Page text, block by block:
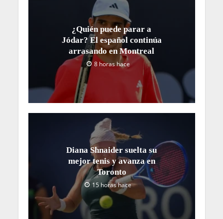
¿Quién puede parar a
Jódar? El español continúa
arrasando en Montreal
8 horas hace
Diana Shnaider suelta su
mejor tenis y avanza en
Toronto
15 horas hace